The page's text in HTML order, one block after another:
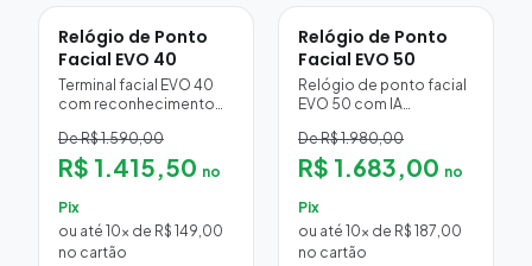
Relógio de Ponto
Facial EVO 40
Terminal facial EVO 40
com reconhecimento
acima de 99%),
antifraude, detecção de
rosto vivo, até 5.000
faces, cartão RFID e
senha. Gabinete
IP65/IK06 para ponto e
acesso.
De R$ 1.590,00
R$ 1.415,50 no
Pix
ou até 10x de R$ 149,00
no cartão
Relógio de Ponto
Facial EVO 50
Relógio de ponto facial
EVO 50 com IA
99%), antifraude, até
5.000 faces, QR Code,
cartão RFID e senha.
Exporta AFD, memória
inapagável e gabinete
IP65.
De R$ 1.980,00
R$ 1.683,00 no
Pix
ou até 10x de R$ 187,00
no cartão